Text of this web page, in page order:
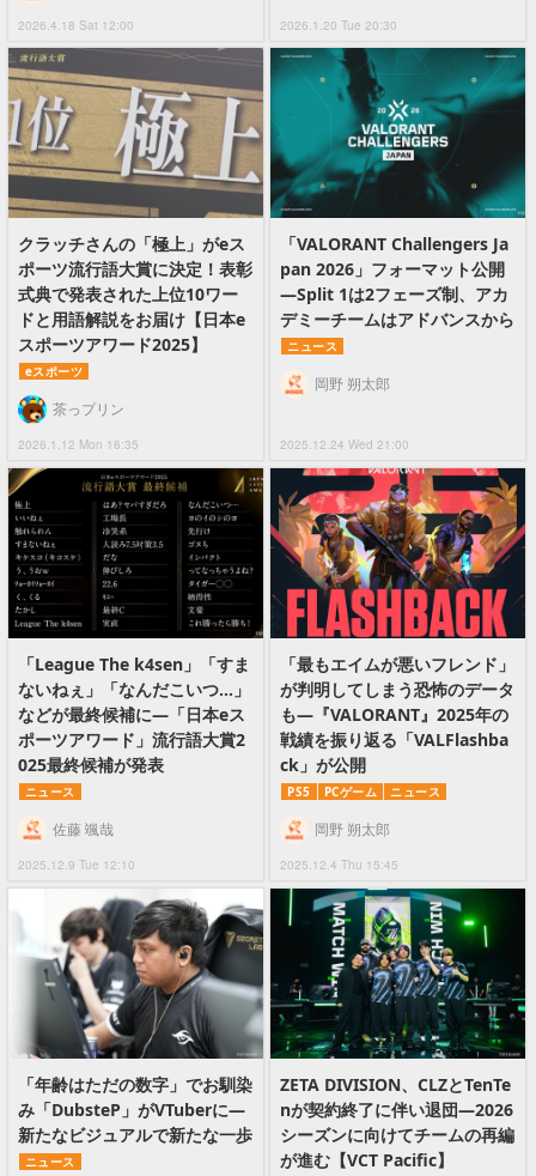
2026.4.18 Sat 12:00 2026.1.20 Tue 20:30
クラッチさんの「極上」がeス
ポーツ流行語大賞に決定！表彰
式典で発表された上位10ワー
ドと用語解説をお届け【日本e
スポーツアワード2025】
eスポーツ
2026.1.12 Mon 16:35
茶っプリン
「VALORANT Challengers Ja
pan 2026」フォーマット公開
―Split 1は2フェーズ制、アカ
デミーチームはアドバンスから
ニュース
2025.12.24 Wed 21:00
岡野 朔太郎
「League The k4sen」「すま
ないねぇ」「なんだこいつ…」
などが最終候補に―「日本eス
ポーツアワード」流行語大賞2
025最終候補が発表
ニュース
2025.12.9 Tue 12:10
佐藤 颯哉
「最もエイムが悪いフレンド」
が判明してしまう恐怖のデータ
も—『VALORANT』2025年の
戦績を振り返る「VALFlashba
ck」が公開
PS5 PCゲーム ニュース
2025.12.4 Thu 15:45
岡野 朔太郎
「年齢はただの数字」でお馴染
み「DubsteP」がVTuberに―
新たなビジュアルで新たな一歩
ニュース
ZETA DIVISION、CLZとTenTe
nが契約終了に伴い退団―2026
シーズンに向けてチームの再編
が進む【VCT Pacific】